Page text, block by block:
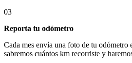
03
Reporta tu odómetro
Cada mes envía una foto de tu odómetro
sabremos cuántos km recorriste y